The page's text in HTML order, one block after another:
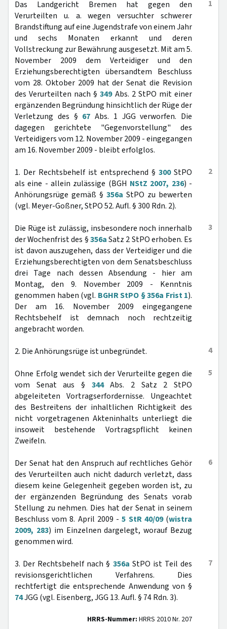
1
Das Landgericht Bremen hat gegen den
Verurteilten u. a. wegen versuchter schwerer
Brandstiftung auf eine Jugendstrafe von einem Jahr
und sechs Monaten erkannt und deren
Vollstreckung zur Bewährung ausgesetzt. Mit am 5.
November 2009 dem Verteidiger und den
Erziehungsberechtigten übersandtem Beschluss
vom 28. Oktober 2009 hat der Senat die Revision
des Verurteilten nach §349Abs. 2 StPO mit einer
ergänzenden Begründung hinsichtlich der Rüge der
Verletzung des § 67 Abs. 1 JGG verworfen. Die
dagegen gerichtete "Gegenvorstellung" des
Verteidigers vom 12. November 2009 - eingegangen
am 16. November 2009 - bleibt erfolglos.
2
1. Der Rechtsbehelf ist entsprechend § 300StPO
als eine - allein zulässige (BGH NStZ 2007, 236) -
Anhörungsrüge gemäß § 356a StPO zu bewerten
(vgl. Meyer-Goßner, StPO 52. Aufl. § 300 Rdn. 2).
3
Die Rüge ist zulässig, insbesondere noch innerhalb
der Wochenfrist des §356aSatz 2 StPO erhoben. Es
ist davon auszugehen, dass der Verteidiger und die
Erziehungsberechtigten von dem Senatsbeschluss
drei Tage nach dessen Absendung - hier am
Montag, den 9. November 2009 - Kenntnis
genommen haben (vgl. BGHR StPO § 356a Frist 1).
Der am 16. November 2009 eingegangene
Rechtsbehelf ist demnach noch rechtzeitig
angebracht worden.
4
2. Die Anhörungsrüge ist unbegründet.
5
Ohne Erfolg wendet sich der Verurteilte gegen die
vom Senat aus § 344Abs. 2 Satz 2 StPO
abgeleiteten Vortragserfordernisse. Ungeachtet
des Bestreitens der inhaltlichen Richtigkeit des
nicht vorgetragenen Akteninhalts unterliegt die
insoweit bestehende Vortragspflicht keinen
Zweifeln.
6
Der Senat hat den Anspruch auf rechtliches Gehör
des Verurteilten auch nicht dadurch verletzt, dass
diesem keine Gelegenheit gegeben worden ist, zu
der ergänzenden Begründung des Senats vorab
Stellung zu nehmen. Dies hat der Senat in seinem
Beschluss vom 8. April 2009 -5 StR 40/09(wistra
2009, 283) im Einzelnen dargelegt, worauf Bezug
genommen wird.
7
3. Der Rechtsbehelf nach § 356a StPO ist Teil des
revisionsgerichtlichen Verfahrens. Dies
rechtfertigt die entsprechende Anwendung von §
74JGG (vgl. Eisenberg, JGG 13. Aufl. § 74 Rdn. 3).
HRRS-Nummer: HRRS 2010 Nr. 207